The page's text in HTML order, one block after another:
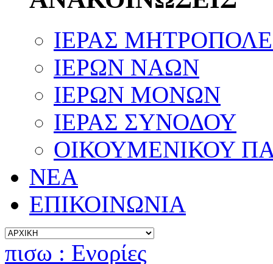
ΙΕΡΑΣ
ΙΕΡΩΝ ΝΑΩΝ
ΙΕΡΩΝ ΜΟΝΩΝ
ΙΕΡΑΣ ΣΥΝΟΔΟΥ
ΟΙΚΟΥΜΕΝΙΚΟΥ
ΝΕΑ
ΕΠΙΚΟΙΝΩΝΙΑ
πισω : Ενορίες